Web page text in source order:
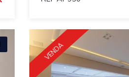
VENDA